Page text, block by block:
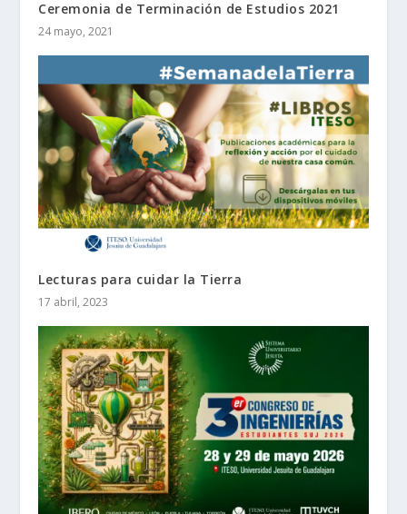
Ceremonia de Terminación de Estudios 2021
24 mayo, 2021
Lecturas para cuidar la Tierra
17 abril, 2023